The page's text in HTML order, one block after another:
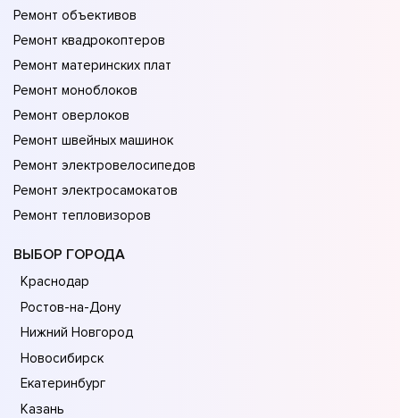
Ремонт объективов
Ремонт квадрокоптеров
Ремонт материнских плат
Ремонт моноблоков
Ремонт оверлоков
Ремонт швейных машинок
Ремонт электровелосипедов
Ремонт электросамокатов
Ремонт тепловизоров
ВЫБОР ГОРОДА
Краснодар
Ростов-на-Дону
Нижний Новгород
Новосибирск
Екатеринбург
Казань